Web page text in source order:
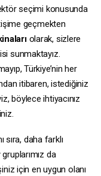
seçimi konusunda
geçmekten
olarak, sizlere
sunmaktayız.
Türkiye’nin her
itibaren, istediğiniz
böylece ihtiyacınız
sıra, daha farklı
gruplarımız da
için en uygun olanı